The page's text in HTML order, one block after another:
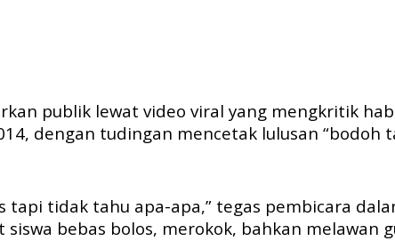
publik lewat video viral yang mengkritik
dengan tudingan mencetak lulusan “bodoh
tapi tidak tahu apa-apa,” tegas pembicara
bebas bolos, merokok, bahkan melawan